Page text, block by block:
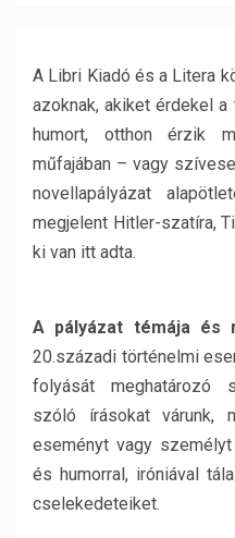
A Libri Kiadó és a Litera
azoknak, akiket érdekel
humort, otthon érzik
műfajában – vagy
novellapályázat
megjelent Hitler-szatíra,
ki van itt adta.
A pályázat témája és
20.századi történelmi
folyását meghatározó
szóló írásokat várunk,
eseményt vagy
és humorral, iróniával
cselekedeteiket.